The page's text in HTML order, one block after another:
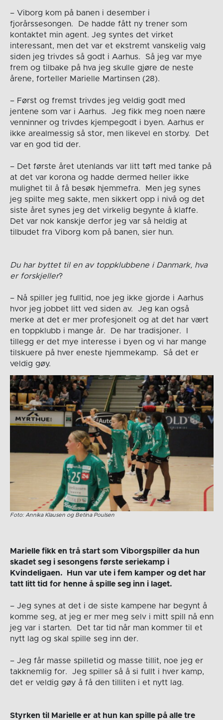
– Viborg kom på banen i desember i
fjorårssesongen. De hadde fått ny trener som
kontaktet min agent. Jeg syntes det virket
interessant, men det var et ekstremt vanskelig valg
siden jeg trivdes så godt i Aarhus. Så jeg var mye
frem og tilbake på hva jeg skulle gjøre de neste
årene, forteller Marielle Martinsen (28).
– Først og fremst trivdes jeg veldig godt med
jentene som var i Aarhus. Jeg fikk meg noen nære
venninner og trivdes kjempegodt i byen. Aarhus er
ikke arealmessig så stor, men likevel en storby. Det
var en god tid der.
– Det første året utenlands var litt tøft med tanke på
at det var korona og hadde dermed heller ikke
mulighet til å få besøk hjemmefra. Men jeg synes
jeg spilte meg sakte, men sikkert opp i nivå og det
siste året synes jeg det virkelig begynte å klaffe.
Det var nok kanskje derfor jeg var så heldig at
tilbudet fra Viborg kom på banen, sier hun.
Du har byttet til en av toppklubbene i Danmark, hva
er forskjeller?
– Nå spiller jeg fulltid, noe jeg ikke gjorde i Aarhus
hvor jeg jobbet litt ved siden av. Jeg kan også
merke at det er mer profesjonelt og at det har vært
en toppklubb i mange år. De har tradisjoner. I
tillegg er det mye interesse i byen og vi har mange
tilskuere på hver eneste hjemmekamp. Så det er
veldig gøy.
Foto: Annika Klausen og Betina Poulsen
Marielle fikk en trå start som Viborgspiller da hun
skadet seg i sesongens første seriekamp i
Kvindeligaen. Hun var ute i fem kamper og det har
tatt litt tid for henne å spille seg inn i laget.
– Jeg synes at det i de siste kampene har begynt å
komme seg, at jeg er mer meg selv i mitt spill nå enn
jeg var i starten. Det tar tid når man kommer til et
nytt lag og skal spille seg inn der.
– Jeg får masse spilletid og masse tillit, noe jeg er
takknemlig for. Jeg spiller så å si fullt i hver kamp,
det er veldig gøy å få den tilliten i et nytt lag.
Styrken til Marielle er at hun kan spille på alle tre